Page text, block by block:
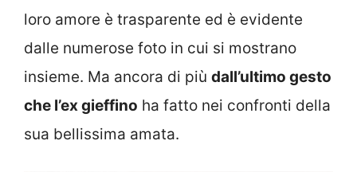
loro amore è trasparente ed è evidente
dalle numerose foto in cui si mostrano
insieme. Ma ancora di più dall’ultimo gesto
che l’ex gieffino ha fatto nei confronti della
sua bellissima amata.